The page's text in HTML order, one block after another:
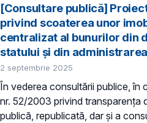
[Consultare publică]
privind scoaterea unor
centralizat al bunurilor din
statului și din administrarea
2 septembrie 2025
În vederea consultării publice, în
nr. 52/2003 privind transparenţa
publică, republicată, dar și a